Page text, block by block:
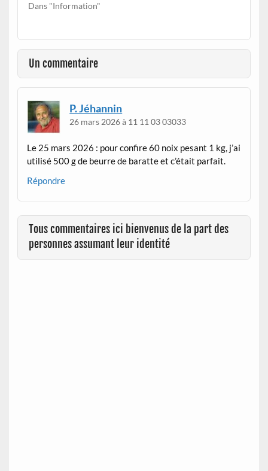
Dans "Information"
Un commentaire
P. Jéhannin
26 mars 2026 à 11 11 03 03033
Le 25 mars 2026 : pour confire 60 noix pesant 1 kg, j’ai
utilisé 500 g de beurre de baratte et c’était parfait.
Répondre
Tous commentaires ici bienvenus de la part des
personnes assumant leur identité